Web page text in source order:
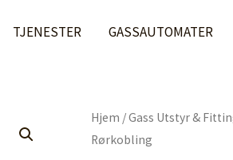
TJENESTER GASSAUTOMATER
Hjem /Gass Utstyr &
Rørkobling